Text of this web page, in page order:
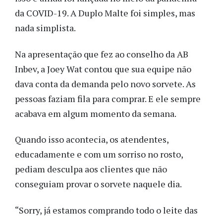
da COVID-19. A Duplo Malte foi simples, mas
nada simplista.
Na apresentação que fez ao conselho da AB
Inbev, a Joey Wat contou que sua equipe não
dava conta da demanda pelo novo sorvete. As
pessoas faziam fila para comprar. E ele sempre
acabava em algum momento da semana.
Quando isso acontecia, os atendentes,
educadamente e com um sorriso no rosto,
pediam desculpa aos clientes que não
conseguiam provar o sorvete naquele dia.
“Sorry, já estamos comprando todo o leite das